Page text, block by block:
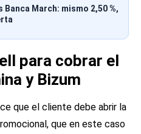
Banca March: mismo 2,50 %,
para cobrar el
y Bizum
que el cliente debe abrir la
que en este caso